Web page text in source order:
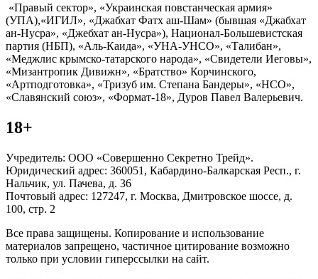
«Правый сектор», «Украинская повстанческая армия»
(УПА),«ИГИЛ», «Джабхат Фатх аш-Шам» (бывшая «Джабхат
ан-Нусра», «Джебхат ан-Нусра»), Национал-Большевистская
партия (НБП), «Аль-Каида», «УНА-УНСО», «Талибан»,
«Меджлис крымско-татарского народа», «Свидетели Иеговы»,
«Мизантропик Дивижн», «Братство» Корчинского,
«Артподготовка», «Тризуб им. Степана Бандеры», «НСО»,
«Славянский союз», «Формат-18», Дуров Павел Валерьевич.
18+
Учредитель: ООО «Совершенно Секретно Трейд».
Юридический адрес: 360051, Кабардино-Балкарская Респ., г.
Нальчик, ул. Пачева, д. 36
Почтовый адрес: 127247, г. Москва, Дмитровское шоссе, д.
100, стр. 2
Все права защищены. Копирование и использование
материалов запрещено, частичное цитирование возможно
только при условии гиперссылки на сайт.